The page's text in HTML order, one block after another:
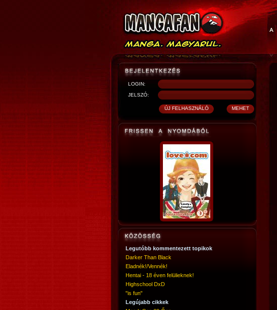
LOGIN:
JELSZÓ:
Legutóbb kommentezett topikok
Darker Than Black
Eladnék!/Vennék!
Hentai - 18 éven felülieknek!
Highschool DxD
"is fun"
Legújabb cikkek